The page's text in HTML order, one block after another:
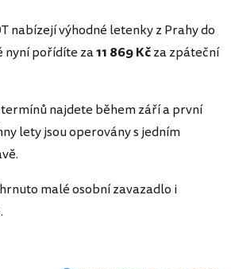
nabízejí výhodné letenky z Prahy do
nyní pořídíte za11 869 Kčza zpáteční
najdete během září a první
lety jsou operovány s jedním
malé osobní zavazadlo i